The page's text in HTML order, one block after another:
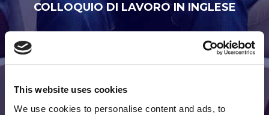
This website uses cookies
We use cookies to personalise content and ads, to
COLLOQUIO DI LAVORO IN INGLESE
Job Interview Entry Test